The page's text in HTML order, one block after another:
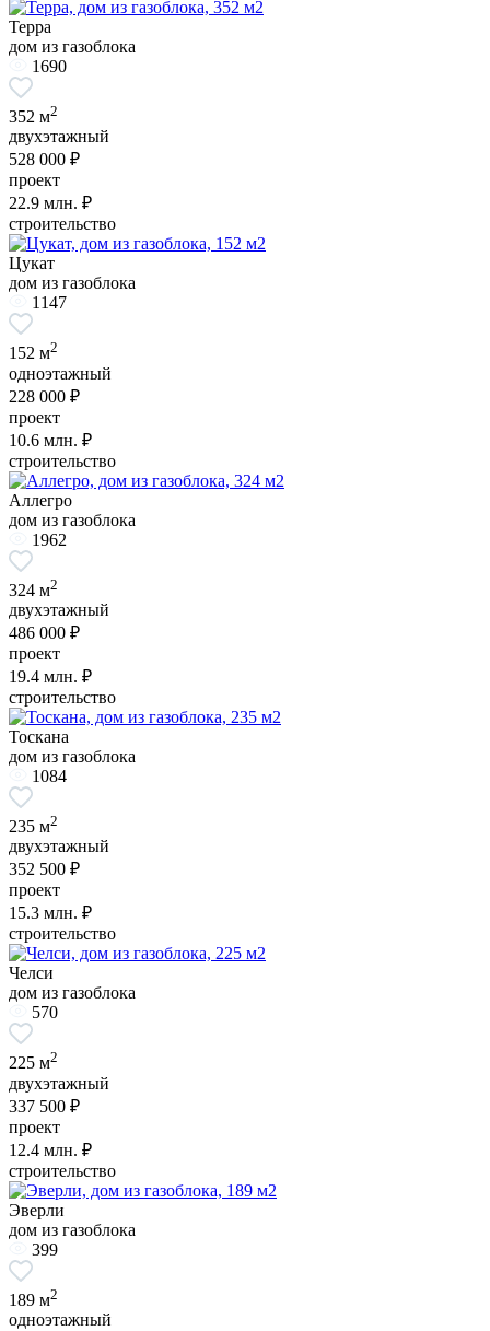
Терра
дом из газоблока
1690
352 м2
двухэтажный
528 000 ₽
проект
22.9 млн. ₽
строительство
Цукат
дом из газоблока
1147
152 м2
одноэтажный
228 000 ₽
проект
10.6 млн. ₽
строительство
Аллегро
дом из газоблока
1962
324 м2
двухэтажный
486 000 ₽
проект
19.4 млн. ₽
строительство
Тоскана
дом из газоблока
1084
235 м2
двухэтажный
352 500 ₽
проект
15.3 млн. ₽
строительство
Челси
дом из газоблока
570
225 м2
двухэтажный
337 500 ₽
проект
12.4 млн. ₽
строительство
Эверли
дом из газоблока
399
189 м2
одноэтажный